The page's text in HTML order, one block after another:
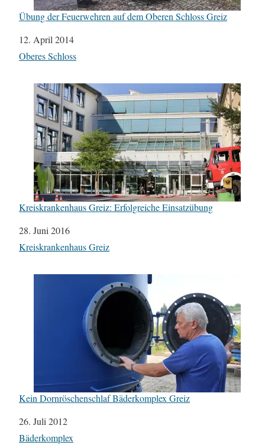
Übung der Feuerwehren auf dem Oberen Schloss Greiz
Datum
12. April 2014
In Bezug auf
Oberes Schloss
Kreiskrankenhaus Greiz: Erfolgreiche Einsatzübung
Datum
28. Juni 2016
In Bezug auf
Kreiskrankenhaus Greiz
Kein Dornröschenschlaf Bäderkomplex Greiz
Datum
26. Juli 2012
In Bezug auf
Bäderkomplex